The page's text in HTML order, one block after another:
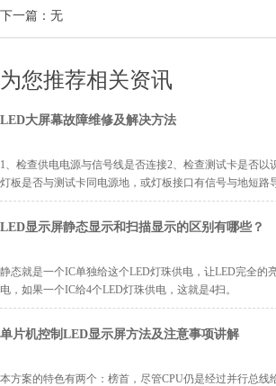
下一篇：无
为您推荐相关资讯
LED大屏幕故障维修及解决方法
1、检查供电电源与信号线是否连接2、检查测试卡是否
灯板是否与测试卡同电源地，或灯板接口有信号与地短路
LED显示屏静态显示和扫描显示的区别有哪些？
静态就是一个IC单独给这个LED灯珠供电，让LED完全的
电，如果一个IC给4个LED灯珠供电，这就是4扫。
单片机控制LED显示屏方法及注意事项讲解
本方案的特色有两个：榜首，尽管CPU仍是经过并行总